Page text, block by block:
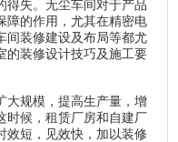
得失。无尘车间对于产品
障的作用，尤其在精密电
间装修建设及布局等都尤
的装修设计技巧及施工要
大规模，提高生产量，增
时候，租赁厂房和自建厂
效短，见效快，加以装修